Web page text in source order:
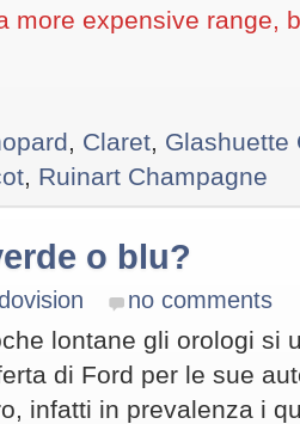
more expensive range,
Claret Glashuette
Ruinart Champagne
o blu?
no comments
lontane gli orologi si
di Ford per le sue
infatti in prevalenza i